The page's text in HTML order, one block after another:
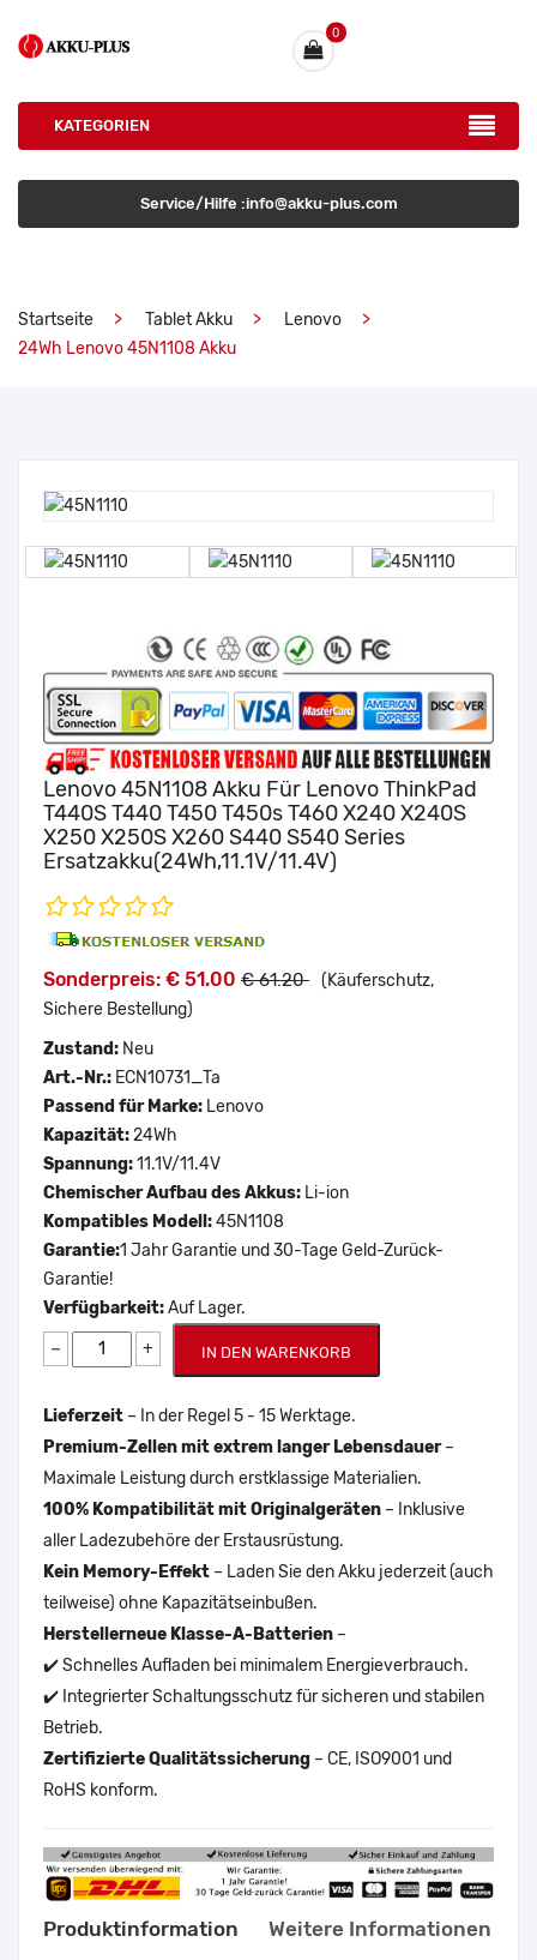
0
KATEGORIEN
Service/Hilfe :info@akku-plus.com
Startseite Tablet Akku
Lenovo
24Wh Lenovo 45N1108 Akku
Lenovo 45N1108 Akku Für Lenovo ThinkPad
T440S T440 T450 T450s T460 X240 X240S
X250 X250S X260 S440 S540 Series
Ersatzakku(24Wh,11.1V/11.4V)
Sonderpreis: € 51.00 € 61.20 (Käuferschutz,
Sichere Bestellung)
Zustand: Neu
Art.-Nr.: ECN10731_Ta
Passend für Marke: Lenovo
Kapazität:24Wh
Spannung:11.1V/11.4V
Chemischer Aufbau des Akkus: Li-ion
Kompatibles Modell:45N1108
Garantie:1 Jahr Garantie und 30-Tage Geld-Zurück-
Garantie!
Verfügbarkeit:Auf Lager.
− + IN DEN WARENKORB
Lieferzeit – In der Regel 5 - 15 Werktage.
Premium-Zellen mit extrem langer Lebensdauer–
Maximale Leistung durch erstklassige Materialien.
100% Kompatibilität mit Originalgeräten – Inklusive
aller Ladezubehöre der Erstausrüstung.
Kein Memory-Effekt – Laden Sie den Akku jederzeit (auch
teilweise) ohne Kapazitätseinbußen.
Herstellerneue Klasse-A-Batterien –
✔️ Schnelles Aufladen bei minimalem Energieverbrauch.
✔️ Integrierter Schaltungsschutz für sicheren und stabilen
Betrieb.
Zertifizierte Qualitätssicherung – CE, ISO9001 und
RoHS konform.
Produktinformation Weitere Informationen